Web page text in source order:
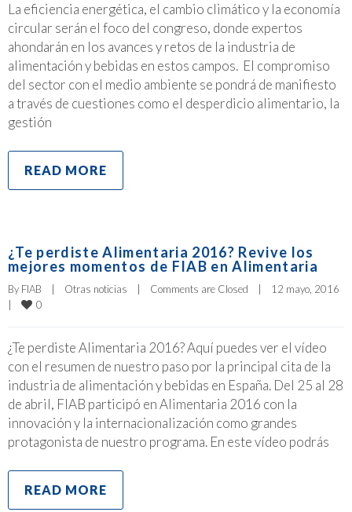
La eficiencia energética, el cambio climático y la economía
circular serán el foco del congreso, donde expertos
ahondarán en los avances y retos de la industria de
alimentación y bebidas en estos campos. El compromiso
del sector con el medio ambiente se pondrá de manifiesto
a través de cuestiones como el desperdicio alimentario, la
gestión
READ MORE
¿Te perdiste Alimentaria 2016? Revive los
mejores momentos de FIAB en Alimentaria
By FIAB Otras noticias Comments are Closed
0
¿Te perdiste Alimentaria 2016? Aquí puedes ver el vídeo
con el resumen de nuestro paso por la principal cita de la
industria de alimentación y bebidas en España. Del 25 al 28
de abril, FIAB participó en Alimentaria 2016 con la
innovación y la internacionalización como grandes
protagonista de nuestro programa. En este vídeo podrás
READ MORE